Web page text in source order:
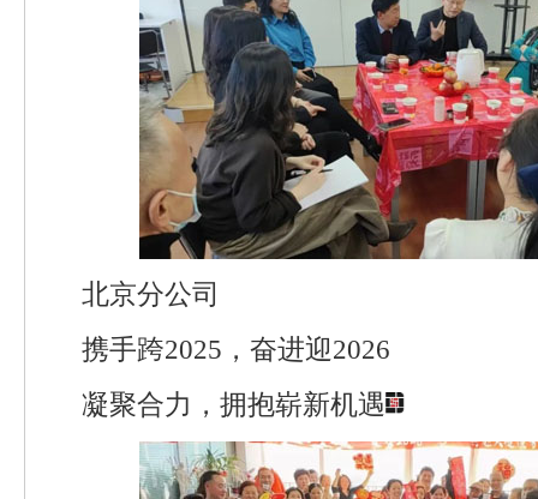
北京分公司
携手跨2025，奋进迎2026
凝聚合力，拥抱崭新机遇